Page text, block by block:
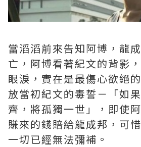
當滔滔前來告知阿博，龍
亡，阿博看著紀文的背影
眼淚，實在是最傷心欲絕
放當初紀文的毒誓－「如
齊，將孤獨一世」，即使
賺來的錢賠給龍成邦，可
一切已經無法彌補。